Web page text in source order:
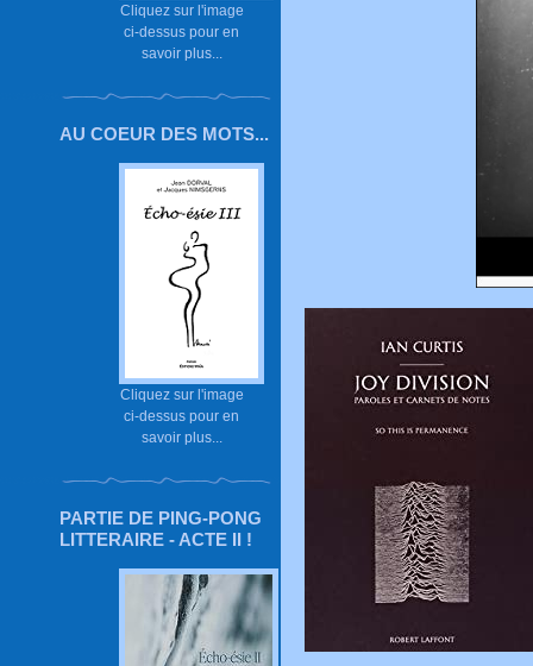
Cliquez sur l'image
ci-dessus pour en
savoir plus...
AU COEUR DES MOTS...
Cliquez sur l'image
ci-dessus pour en
savoir plus...
PARTIE DE PING-PONG
LITTERAIRE - ACTE II !